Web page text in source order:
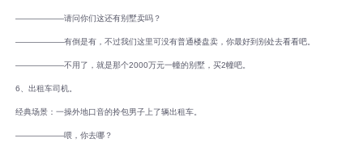
――――――请问你们这还有别墅卖吗？
――――――有倒是有，不过我们这里可没有普通楼盘卖，你最好到别处去看看吧。
――――――不用了，就是那个2000万元一幢的别墅，买2幢吧。
6、出租车司机。
经典场景：一操外地口音的拎包男子上了辆出租车。
――――――喂，你去哪？